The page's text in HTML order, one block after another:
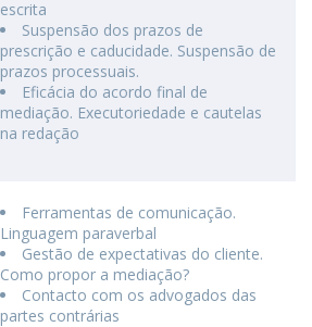
escrita
Suspensão dos prazos de
prescrição e caducidade. Suspensão de
prazos processuais.
Eficácia do acordo final de
mediação. Executoriedade e cautelas
na redação
Ferramentas de comunicação.
Linguagem paraverbal
Gestão de expectativas do cliente.
Como propor a mediação?
Contacto com os advogados das
partes contrárias